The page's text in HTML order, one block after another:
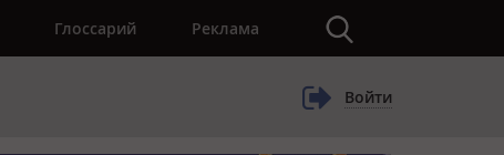
Глоссарий Реклама
Войти